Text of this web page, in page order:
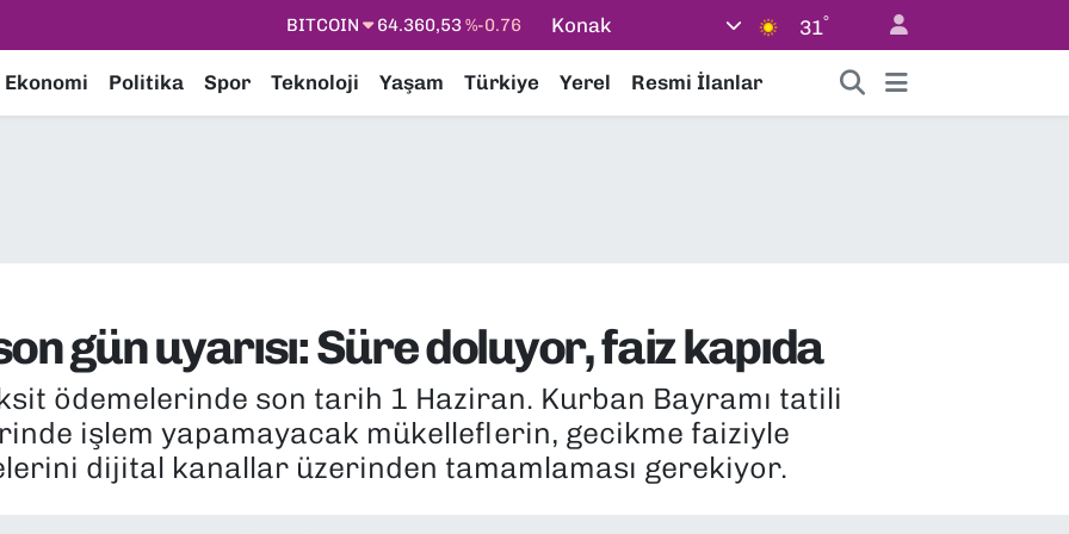
DOLAR
47,7069%0.17
EURO
55,0265%0.01
STERLİN
64,1897%0.02
Konak 31°
Ekonomi Politika Spor Teknoloji Yaşam Türkiye Yerel Resmi İlanlar
gün uyarısı: Süre doluyor, faiz kapıda
ödemelerinde son tarih 1 Haziran. Kurban Bayramı tatili
işlem yapamayacak mükelleflerin, gecikme faiziyle
dijital kanallar üzerinden tamamlaması gerekiyor.